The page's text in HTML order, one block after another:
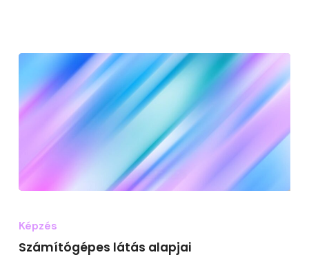
látás
alapjai
Képzés
Számítógépes látás alapjai